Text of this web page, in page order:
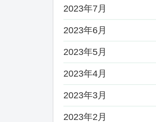
2023年7月
2023年6月
2023年5月
2023年4月
2023年3月
2023年2月